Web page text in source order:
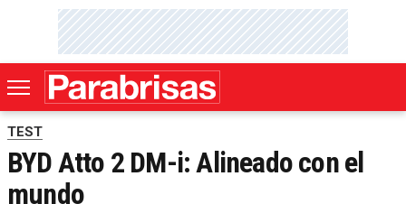
TEST
BYD Atto 2 DM-i: Alineado con el
mundo